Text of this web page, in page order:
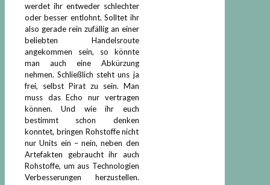
werdet ihr entweder schlechter
oder besser entlohnt. Solltet ihr
also gerade rein zufällig an einer
beliebten Handelsroute
angekommen sein, so könnte
man auch eine Abkürzung
nehmen. Schließlich steht uns ja
frei, selbst Pirat zu sein. Man
muss das Echo nur vertragen
können. Und wie ihr euch
bestimmt schon denken
konntet, bringen Rohstoffe nicht
nur Units ein – nein, neben den
Artefakten gebraucht ihr auch
Rohstoffe, um aus Technologien
Verbesserungen herzustellen.